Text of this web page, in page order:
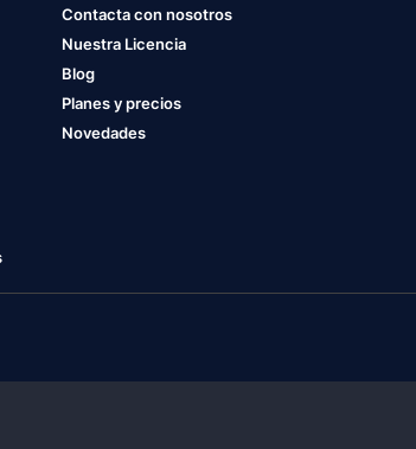
Contacta con nosotros
Nuestra Licencia
Blog
Planes y precios
Novedades